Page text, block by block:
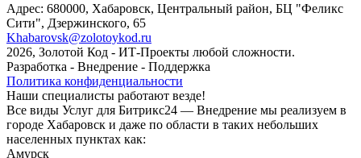
Адрес: 680000, Хабаровск, Центральный район, БЦ "Феликс
Сити", ​Дзержинского, 65
Khabarovsk@zolotoykod.ru
2026, Золотой Код - ИТ-Проекты любой сложности.
Разработка - Внедрение - Поддержка
Политика конфиденциальности
Наши специалисты работают везде!
Все виды Услуг для Битрикс24 — Внедрение мы реализуем в
городе Хабаровск и даже по области в таких небольших
населенных пунктах как:
Амурск